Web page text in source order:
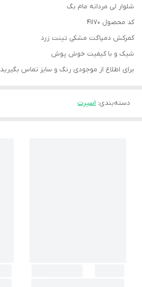
شلوار لی مردانه مام بگ
کد محصول 41170
کمرکش دمپاگت مشکی تینت زرد
شیک و با کیفیت خوش پوش
برای اطلاع از موجودی رنگ و سایز تماس بگیرید
دسته‌بندی: اسپرت